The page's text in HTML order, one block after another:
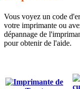
Vous voyez un code
votre imprimante ou
dépannage de
pour obtenir de l'aide.